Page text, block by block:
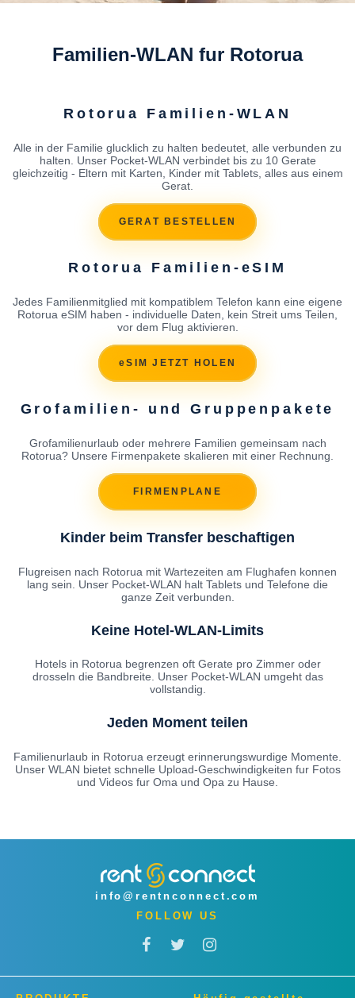
Familien-WLAN fur Rotorua
Rotorua Familien-WLAN
Alle in der Familie glucklich zu halten bedeutet, alle verbunden zu
halten. Unser Pocket-WLAN verbindet bis zu 10 Gerate
gleichzeitig - Eltern mit Karten, Kinder mit Tablets, alles aus einem
Gerat.
GERAT BESTELLEN
Rotorua Familien-eSIM
Jedes Familienmitglied mit kompatiblem Telefon kann eine eigene
Rotorua eSIM haben - individuelle Daten, kein Streit ums Teilen,
vor dem Flug aktivieren.
eSIM JETZT HOLEN
Grofamilien- und Gruppenpakete
Grofamilienurlaub oder mehrere Familien gemeinsam nach
Rotorua? Unsere Firmenpakete skalieren mit einer Rechnung.
FIRMENPLANE
Kinder beim Transfer beschaftigen
Flugreisen nach Rotorua mit Wartezeiten am Flughafen konnen
lang sein. Unser Pocket-WLAN halt Tablets und Telefone die
ganze Zeit verbunden.
Keine Hotel-WLAN-Limits
Hotels in Rotorua begrenzen oft Gerate pro Zimmer oder
drosseln die Bandbreite. Unser Pocket-WLAN umgeht das
vollstandig.
Jeden Moment teilen
Familienurlaub in Rotorua erzeugt erinnerungswurdige Momente.
Unser WLAN bietet schnelle Upload-Geschwindigkeiten fur Fotos
und Videos fur Oma und Opa zu Hause.
info@rentnconnect.com
FOLLOW US